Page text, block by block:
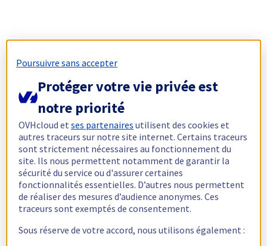
Poursuivre sans accepter
Protéger votre vie privée est
notre priorité
OVHcloud etses partenaires utilisent des cookies et
autres traceurs sur notre site internet. Certains traceurs
sont strictement nécessaires au fonctionnement du
site. Ils nous permettent notamment de garantir la
sécurité du service ou d'assurer certaines
fonctionnalités essentielles. D’autres nous permettent
de réaliser des mesures d’audience anonymes. Ces
traceurs sont exemptés de consentement.
Sous réserve de votre accord, nous utilisons également :